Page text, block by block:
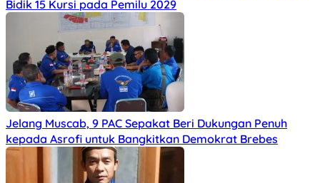
Bidik 15 Kursi pada Pemilu 2029
Jelang Muscab, 9 PAC Sepakat Beri Dukungan Penuh
kepada Asrofi untuk Bangkitkan Demokrat Brebes